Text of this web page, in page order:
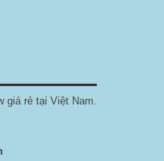
giá rẻ tại Việt Nam.